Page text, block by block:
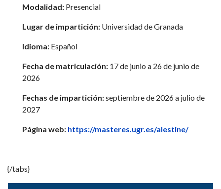
Modalidad: Presencial
Lugar de impartición: Universidad de Granada
Idioma: Español
Fecha de matriculación: 17 de junio a 26 de junio de
2026
Fechas de impartición:septiembre de 2026 a julio de
2027
Página web: https://masteres.ugr.es/alestine/
{/tabs}